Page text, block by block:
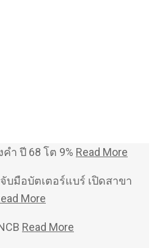
ำ ปี 68 โต 9% Read More
จับมือบัตเตอร์แบร์ เปิดสาขา
More
Read More